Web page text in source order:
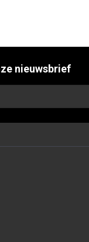
nieuwsbrief